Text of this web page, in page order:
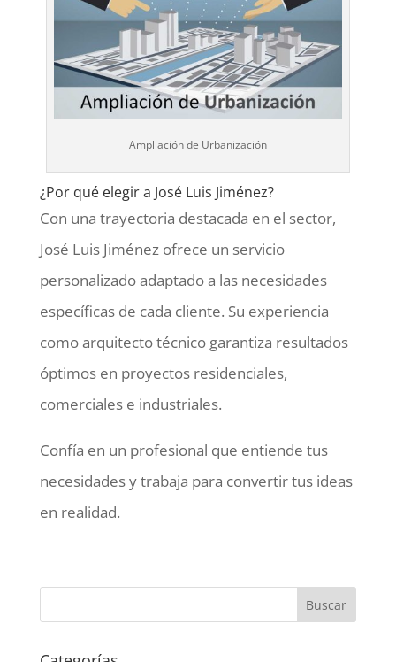
Ampliación de Urbanización
¿Por qué elegir a José Luis Jiménez?
Con una trayectoria destacada en el sector,
José Luis Jiménez ofrece un servicio
personalizado adaptado a las necesidades
específicas de cada cliente. Su experiencia
como arquitecto técnico garantiza resultados
óptimos en proyectos residenciales,
comerciales e industriales.
Confía en un profesional que entiende tus
necesidades y trabaja para convertir tus ideas
en realidad.